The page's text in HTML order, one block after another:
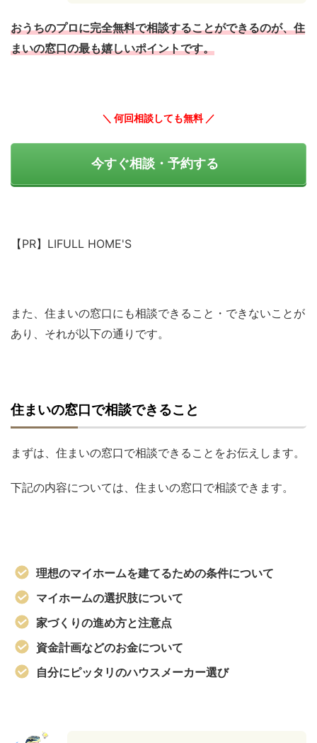
おうちのプロに完全無料で相談することができるのが、住
まいの窓口の最も嬉しいポイントです。
＼ 何回相談しても無料 ／
今すぐ相談・予約する
【PR】LIFULL HOME'S
また、住まいの窓口にも相談できること・できないことが
あり、それが以下の通りです。
住まいの窓口で相談できること
まずは、住まいの窓口で相談できることをお伝えします。
下記の内容については、住まいの窓口で相談できます。
理想のマイホームを建てるための条件について
マイホームの選択肢について
家づくりの進め方と注意点
資金計画などのお金について
自分にピッタリのハウスメーカー選び